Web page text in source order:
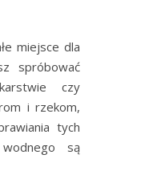
miejsce dla
spróbować
czy
i rzekom,
tych
są